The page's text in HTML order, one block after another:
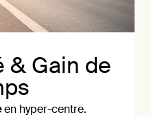
& Gain de
en hyper-centre.